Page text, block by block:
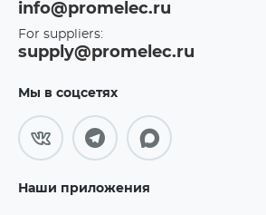
info@promelec.ru
For suppliers:
supply@promelec.ru
Мы в соцсетях
Наши приложения